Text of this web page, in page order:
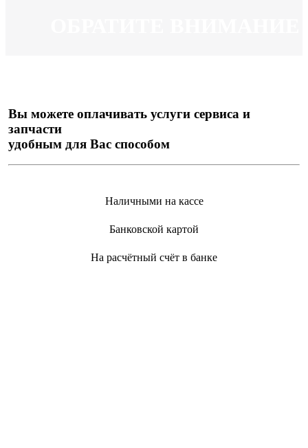
Вы можете оплачивать услуги сервиса и
запчасти
удобным для Вас способом
Наличными на кассе
Банковской картой
На расчётный счёт в банке